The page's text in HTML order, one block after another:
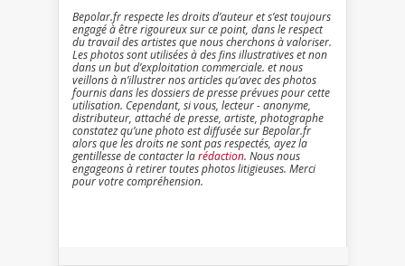
Bepolar.fr respecte les droits d’auteur et s’est toujours
engagé à être rigoureux sur ce point, dans le respect
du travail des artistes que nous cherchons à valoriser.
Les photos sont utilisées à des fins illustratives et non
dans un but d’exploitation commerciale. et nous
veillons à n’illustrer nos articles qu’avec des photos
fournis dans les dossiers de presse prévues pour cette
utilisation. Cependant, si vous, lecteur - anonyme,
distributeur, attaché de presse, artiste, photographe
constatez qu’une photo est diffusée sur Bepolar.fr
alors que les droits ne sont pas respectés, ayez la
gentillesse de contacter larédaction. Nous nous
engageons à retirer toutes photos litigieuses. Merci
pour votre compréhension.